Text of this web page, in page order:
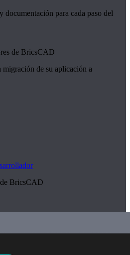
documentación para cada paso del
de BricsCAD
migración de su aplicación a
BricsCAD